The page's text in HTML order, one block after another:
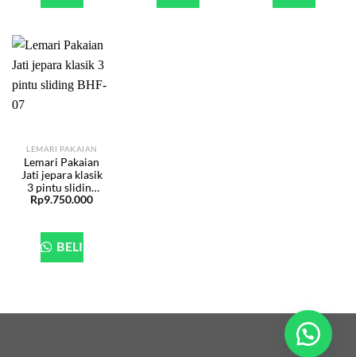
LEMARI PAKAIAN
Lemari Pakaian
Jati jepara klasik
3 pintu sliding
BHF-07
Rp9.750.000
BELI